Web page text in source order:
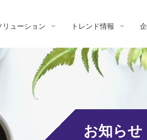
リューション トレンド情報
お知らせ